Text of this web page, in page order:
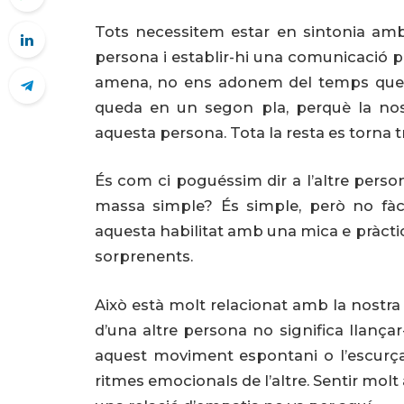
Tots necessitem estar en sintonia
persona i establir-hi una comunicació
amena, no ens adonem del temps
queda en un segon pla, perquè la
aquesta persona. Tota la resta es torna
És com ci poguéssim dir a l’altre
massa simple? És simple, però no
aquesta habilitat amb una mica e
sorprenents.
Això està molt relacionat amb la
d’una altre persona no significa
aquest moviment espontani o
ritmes emocionals de l’altre. Sentir